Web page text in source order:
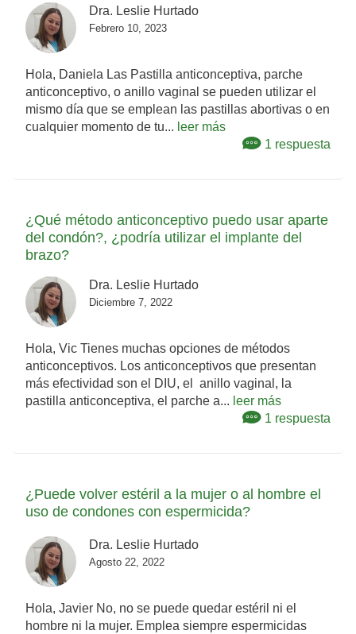
Dra. Leslie Hurtado
Febrero 10, 2023
Hola, Daniela Las Pastilla anticonceptiva, parche
anticonceptivo, o anillo vaginal se pueden utilizar el
mismo día que se emplean las pastillas abortivas o en
cualquier momento de tu... leer más
1 respuesta
¿Qué método anticonceptivo puedo usar aparte
del condón?, ¿podría utilizar el implante del
brazo?
Dra. Leslie Hurtado
Diciembre 7, 2022
Hola, Vic Tienes muchas opciones de métodos
anticonceptivos. Los anticonceptivos que presentan
más efectividad son el DIU, el anillo vaginal, la
pastilla anticonceptiva, el parche a... leer más
1 respuesta
¿Puede volver estéril a la mujer o al hombre el
uso de condones con espermicida?
Dra. Leslie Hurtado
Agosto 22, 2022
Hola, Javier No, no se puede quedar estéril ni el
hombre ni la mujer. Emplea siempre espermicidas